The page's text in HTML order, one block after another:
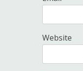
Website